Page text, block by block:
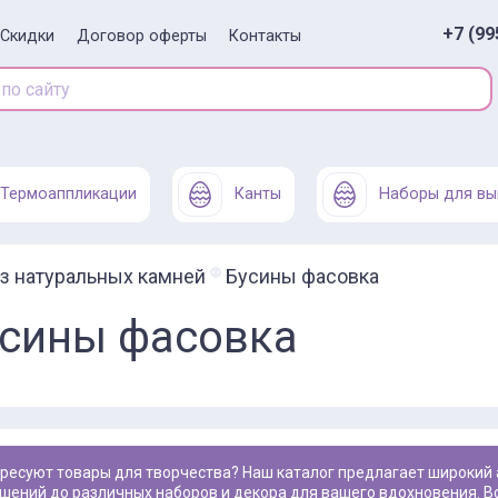
Скидки Договор оферты Контакты +7
Термоаппликации Канты Наборы для
натуральных камней Бусины фасовка
фасовка
до различных наборов и декора для вашего вдохновения.